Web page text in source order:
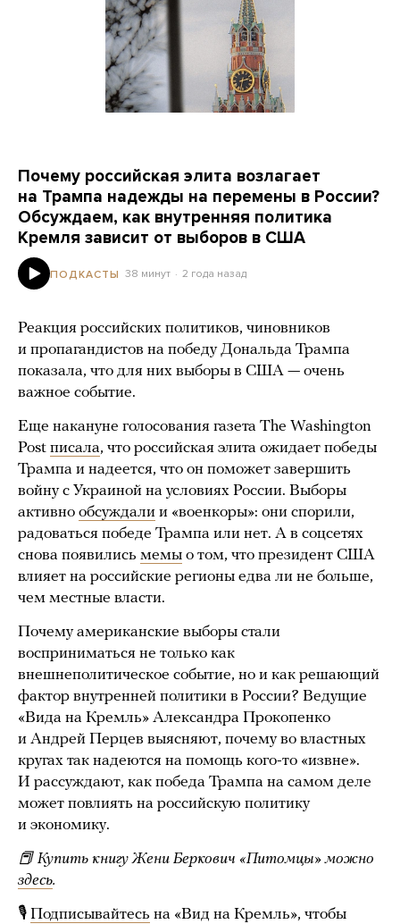
Почему российская элита возлагает
на Трампа надежды на перемены в России?
Обсуждаем, как внутренняя политика
Кремля зависит от выборов в США
ПОДКАСТЫ 38 минут 2 года назад
Реакция российских политиков, чиновников
и пропагандистов на победу Дональда Трампа
показала, что для них выборы в США — очень
важное событие.
Еще накануне голосования газета The Washington
Post писала, что российская элита ожидает победы
Трампа и надеется, что он поможет завершить
войну с Украиной на условиях России. Выборы
активно обсуждали и «военкоры»: они спорили,
радоваться победе Трампа или нет. А в соцсетях
снова появились мемы о том, что президент США
влияет на российские регионы едва ли не больше,
чем местные власти.
Почему американские выборы стали
восприниматься не только как
внешнеполитическое событие, но и как решающий
фактор внутренней политики в России? Ведущие
«Вида на Кремль» Александра Прокопенко
и Андрей Перцев выясняют, почему во властных
кругах так надеются на помощь кого-то «извне».
И рассуждают, как победа Трампа на самом деле
может повлиять на российскую политику
и экономику.
📕 Купить книгу Жени Беркович «Питомцы» можно
здесь.
🎙 Подписывайтесь на «Вид на Кремль», чтобы